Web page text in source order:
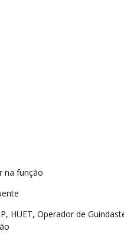
na função
HUET, Operador de